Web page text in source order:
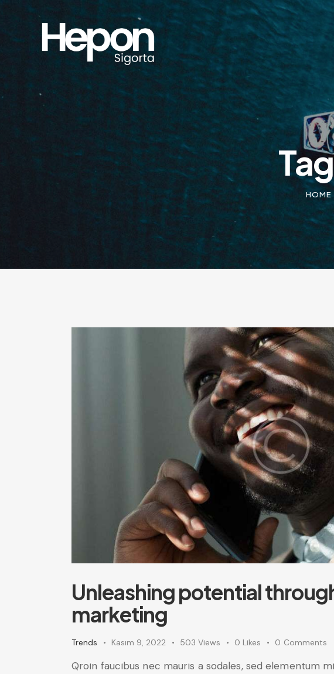
HOME
Unleashing potential
marketing
Trends Kasım 9, 2022 503 Views 0 Likes 0 Comments
Qroin faucibus nec mauris a sodales, sed elementum